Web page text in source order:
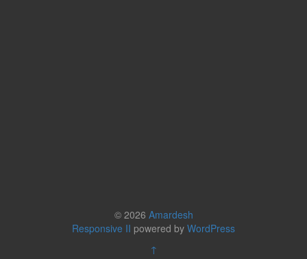
© 2026 Amardesh
Responsive II powered by WordPress
↑